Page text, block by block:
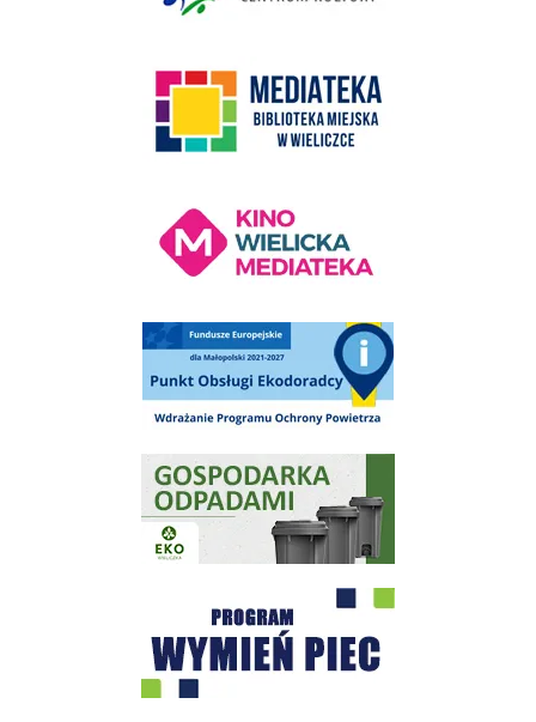
Punkt Obsługi Ekodoradcy Wieliczka
Gospodarka odpadami na terenie Miasta i Gminy Wieliczka
Program "Czyste Powietrze" - Wieliczka